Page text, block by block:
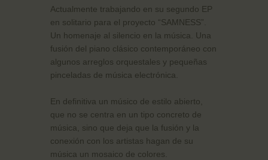
Actualmente trabajando en su segundo EP
en solitario para el proyecto “SAMNESS”.
Un homenaje al silencio en la música. Una
fusión del piano clásico contemporáneo con
algunos arreglos orquestales y pequeñas
pinceladas de música electrónica.
En definitiva un músico de estilo abierto,
que no se centra en un tipo concreto de
música, sino que deja que la fusión y la
conexión con los artistas hagan de su
música un mosaico de colores.